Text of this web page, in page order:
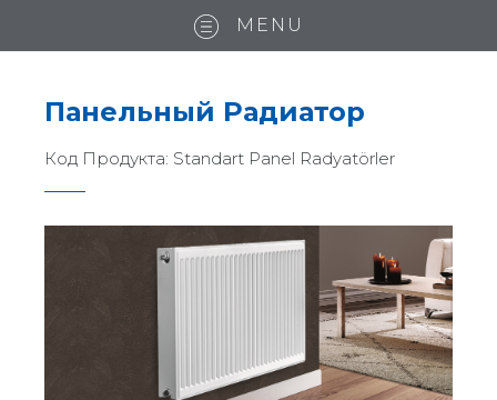
MENU
Панельный Радиатор
Код Продукта: Standart Panel Radyatörler